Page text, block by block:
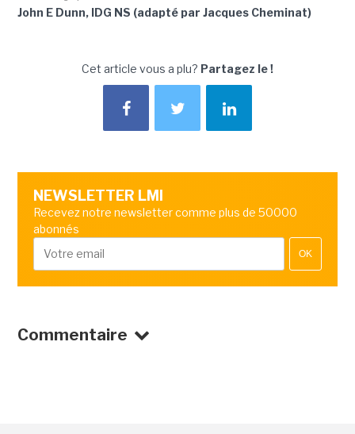
John E Dunn, IDG NS (adapté par Jacques Cheminat)
Cet article vous a plu? Partagez le !
NEWSLETTER LMI
Recevez notre newsletter comme plus de 50000
abonnés
OK
Commentaire